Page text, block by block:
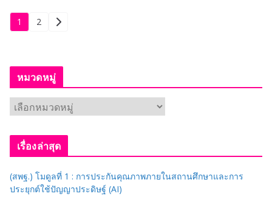
Posts
1 2
หมวดหมู่
ม
ว
มู่
เรื่องล่าสุด
(สพฐ.) โมดูลที่ 1 : การประกันคุณภาพภายในสถานศึกษาและการ
ประยุกต์ใช้ปัญญาประดิษฐ์ (AI)